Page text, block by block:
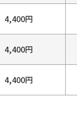
4,400円
4,400円
4,400円